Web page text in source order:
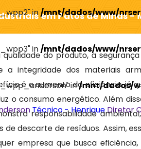
em Patos de Minas -
in /mnt/dados/www/
in /mnt/dados/www/
in/mnt/dados/
Técnico - HenriqueDiretor
do produto, a
integridade dos materiais
é o aumento da eficiência, já
o consumo energético. Além
responsabilidade
descarte de resíduos. Assim,
empresa que busca